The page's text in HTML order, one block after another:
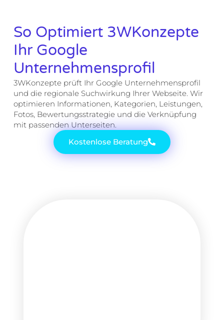
So Optimiert 3WKonzepte
Ihr Google
Unternehmensprofil
3WKonzepte prüft Ihr Google Unternehmensprofil
und die regionale Suchwirkung Ihrer Webseite. Wir
optimieren Informationen, Kategorien, Leistungen,
Fotos, Bewertungsstrategie und die Verknüpfung
mit passenden Unterseiten.
Kostenlose Beratung